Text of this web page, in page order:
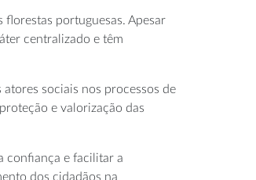
portuguesas. Apesar
centralizado e têm
sociais nos processos de
e valorização das
confiança e facilitar a
dos cidadãos na